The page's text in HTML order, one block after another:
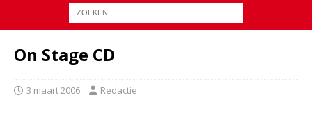
On Stage CD
3 maart 2006 Redactie